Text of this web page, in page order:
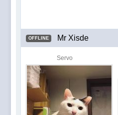
OFFLINE Mr Xisde
Servo